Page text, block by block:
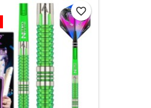
favorite_border